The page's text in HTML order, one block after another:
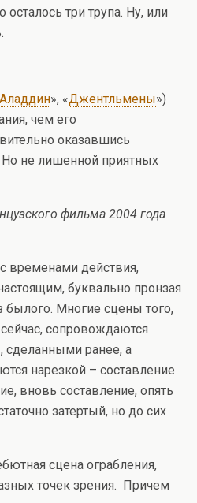
три трупа. Ну, или
Аладдин», «Джентльмены»)
чем его
оказавшись
не лишенной приятных
фильма 2004 года
временами действия,
буквально пронзая
былого. Многие сцены того,
сопровождаются
сделанными ранее, а
нарезкой – составление
вновь составление, опять
затертый, но до сих
сцена ограбления,
точек зрения. Причем